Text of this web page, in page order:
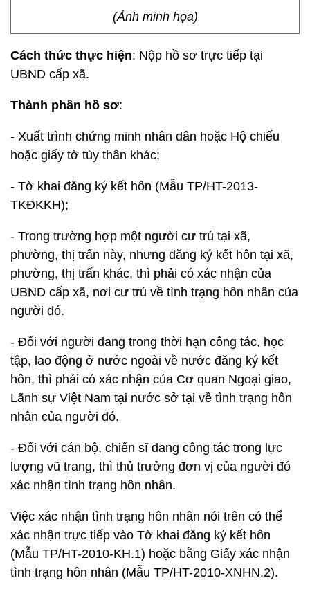
(Ảnh minh họa)
Cách thức thực hiện: Nộp hồ sơ trực tiếp tại
UBND cấp xã.
Thành phần hồ sơ:
- Xuất trình chứng minh nhân dân hoặc Hộ chiếu
hoặc giấy tờ tùy thân khác;
- Tờ khai đăng ký kết hôn (Mẫu TP/HT-2013-
TKĐKKH);
- Trong trường hợp một người cư trú tại xã,
phường, thị trấn này, nhưng đăng ký kết hôn tại xã,
phường, thị trấn khác, thì phải có xác nhận của
UBND cấp xã, nơi cư trú về tình trạng hôn nhân của
người đó.
- Đối với người đang trong thời hạn công tác, học
tập, lao động ở nước ngoài về nước đăng ký kết
hôn, thì phải có xác nhận của Cơ quan Ngoại giao,
Lãnh sự Việt Nam tại nước sở tại về tình trạng hôn
nhân của người đó.
- Đối với cán bộ, chiến sĩ đang công tác trong lực
lượng vũ trang, thì thủ trưởng đơn vị của người đó
xác nhận tình trạng hôn nhân.
Việc xác nhận tình trạng hôn nhân nói trên có thể
xác nhận trực tiếp vào Tờ khai đăng ký kết hôn
(Mẫu TP/HT-2010-KH.1) hoặc bằng Giấy xác nhận
tình trạng hôn nhân (Mẫu TP/HT-2010-XNHN.2).